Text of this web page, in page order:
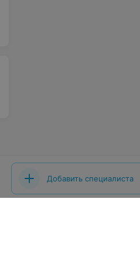
Добавить специалиста